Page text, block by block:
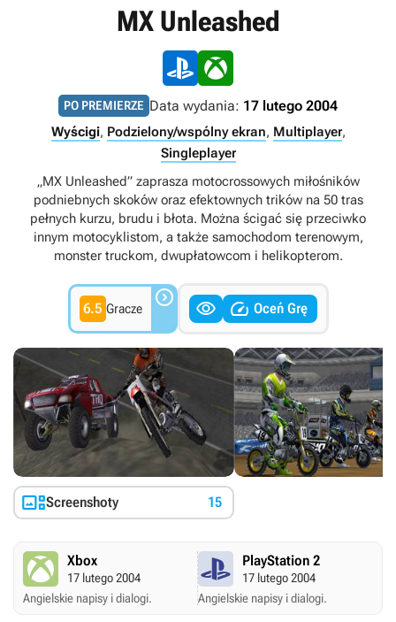
MX Unleashed
PO PREMIERZE Data wydania: 17 lutego 2004
Wyścigi, Podzielony/wspólny ekran, Multiplayer,
Singleplayer
„MX Unleashed” zaprasza motocrossowych miłośników
podniebnych skoków oraz efektownych trików na 50 tras
pełnych kurzu, brudu i błota. Można ścigać się przeciwko
innym motocyklistom, a także samochodom terenowym,
monster truckom, dwupłatowcom i helikopterom.
6.5 Gracze    Oceń Grę
Screenshoty 15
Xbox
17 lutego 2004
Angielskie napisy i dialogi.
PlayStation 2
17 lutego 2004
Angielskie napisy i dialogi.